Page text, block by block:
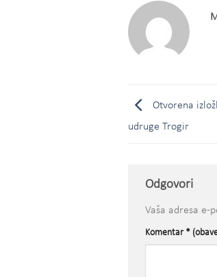
Otvorena
udruge Trogir
Odgovori
Vaša adresa e-
Komentar *